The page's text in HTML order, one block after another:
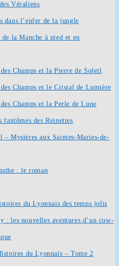
Véraliens
dans l’enfer de la jungle
de la Manche à pied et en
Champs et la Pierre de Soleil
Champs et le Cristal de Lumière
Champs et la Perle de Lune
fantômes des Reinettes
– Mystères aux Saintes-Maries-de-
: le roman
du Lyonnais des temps jolis
: les nouvelles aventures d’un cow-
du Lyonnais – Tome 2